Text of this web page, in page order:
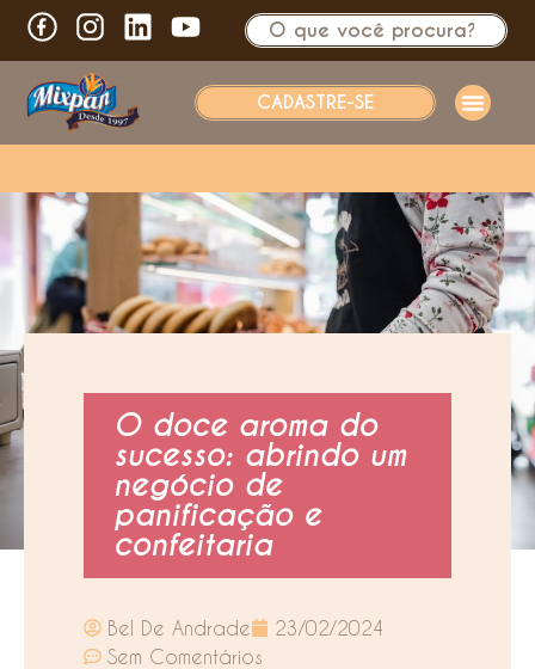
CADASTRE-SE
O doce aroma do
sucesso: abrindo um
negócio de
panificação e
confeitaria
Bel De Andrade
23/02/2024
Sem Comentários